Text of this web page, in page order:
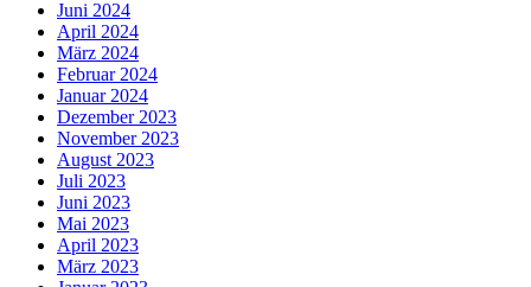
Juni 2024
April 2024
März 2024
Februar 2024
Januar 2024
Dezember 2023
November 2023
August 2023
Juli 2023
Juni 2023
Mai 2023
April 2023
März 2023